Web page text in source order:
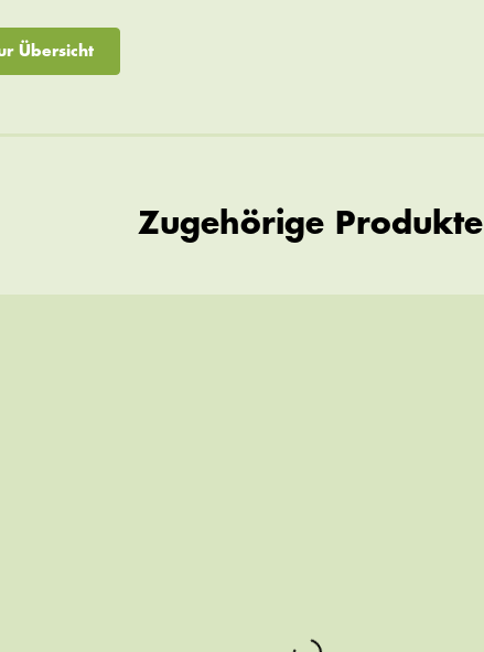
Übersicht
Zugehörige Produkte